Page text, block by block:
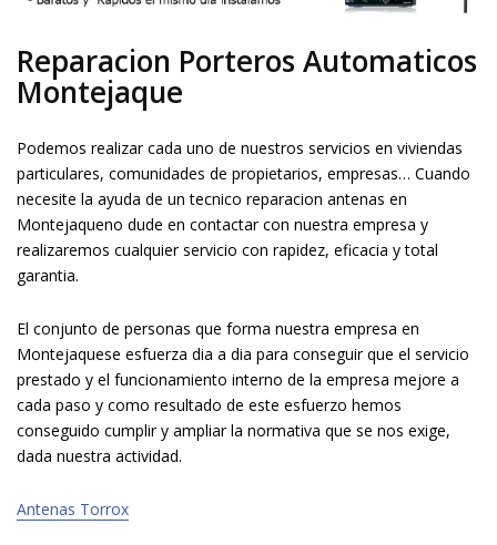
Reparacion Porteros Automaticos
Montejaque
Podemos realizar cada uno de nuestros servicios en viviendas
particulares, comunidades de propietarios, empresas… Cuando
necesite la ayuda de un tecnico reparacion antenas en
Montejaqueno dude en contactar con nuestra empresa y
realizaremos cualquier servicio con rapidez, eficacia y total
garantia.
El conjunto de personas que forma nuestra empresa en
Montejaquese esfuerza dia a dia para conseguir que el servicio
prestado y el funcionamiento interno de la empresa mejore a
cada paso y como resultado de este esfuerzo hemos
conseguido cumplir y ampliar la normativa que se nos exige,
dada nuestra actividad.
Antenas Torrox